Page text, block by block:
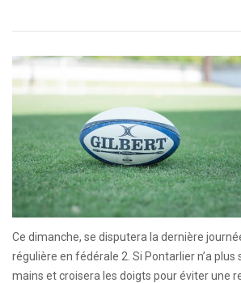
Ce dimanche, se disputera la dernière
régulière en fédérale 2. Si Pontarlier n’a plus
mains et croisera les doigts pour éviter une